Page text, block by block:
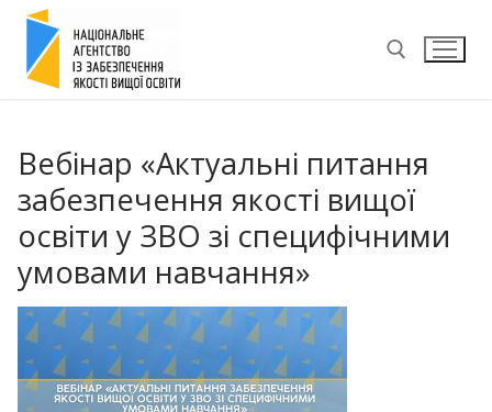
Перейти
вмісту
Вебінар «Актуальні питання
забезпечення якості вищої
освіти у ЗВО зі специфічними
умовами навчання»